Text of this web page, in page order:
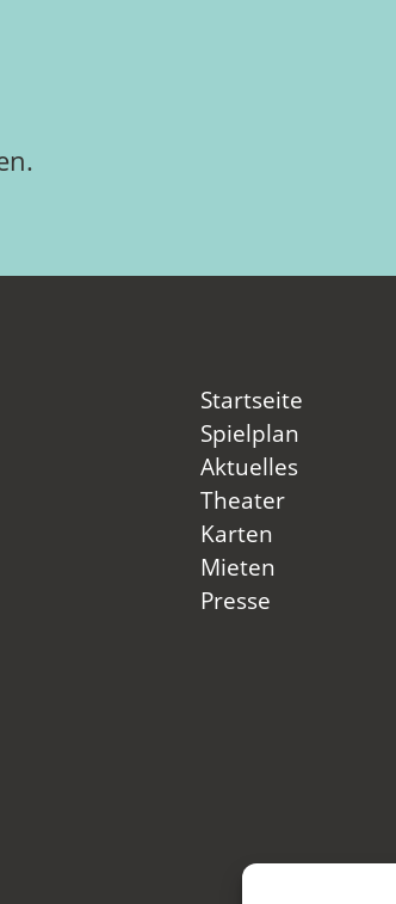
Startseite
Spielplan
Aktuelles
Theater
Karten
Mieten
Presse